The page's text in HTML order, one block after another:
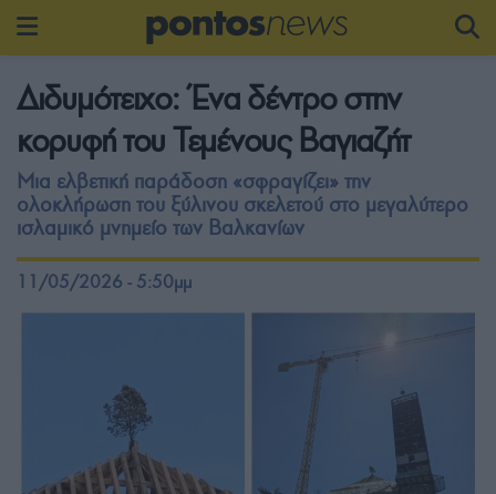
Διδυμότειχο: Ένα δέντρο στην
κορυφή του Τεμένους Βαγιαζήτ
Μια ελβετική παράδοση «σφραγίζει» την
ολοκλήρωση του ξύλινου σκελετού στο μεγαλύτερο
ισλαμικό μνημείο των Βαλκανίων
11/05/2026 - 5:50μμ